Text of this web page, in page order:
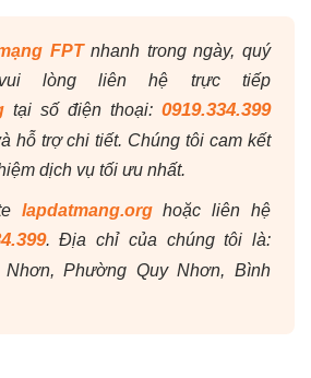
FPTnhanh trong ngày, quý
lòng liên hệ trực tiếp
tại số điện thoại: 0919.334.399
hỗ trợ chi tiết. Chúng tôi cam kết
dịch vụ tối ưu nhất.
lapdatmang.orghoặc liên hệ
. Địa chỉ của chúng tôi là:
Nhơn, Phường Quy Nhơn, Bình